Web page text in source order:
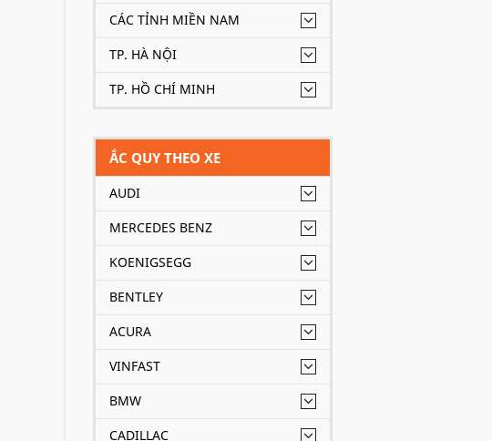
CÁC TỈNH MIỀN NAM
TP. HÀ NỘI
TP. HỒ CHÍ MINH
ẮC QUY THEO XE
AUDI
MERCEDES BENZ
KOENIGSEGG
BENTLEY
ACURA
VINFAST
BMW
CADILLAC